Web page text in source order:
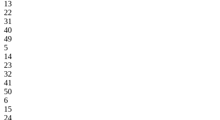
13
22
31
40
49
5
14
23
32
41
50
6
15
24